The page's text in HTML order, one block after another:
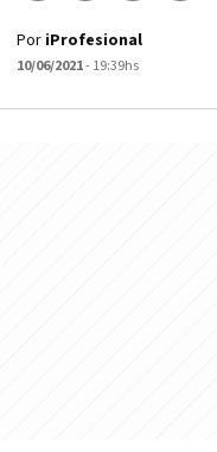
Por iProfesional
10/06/2021- 19:39hs